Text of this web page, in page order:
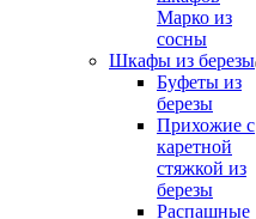
Марко из
сосны
Шкафы из березы
Буфеты из
березы
Прихожие с
каретной
стяжкой из
березы
Распашные